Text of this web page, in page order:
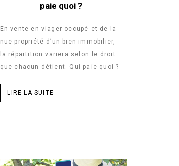
paie quoi ?
En vente en viager occupé et de la
nue-propriété d’un bien immobilier,
la répartition variera selon le droit
que chacun détient. Qui paie quoi ?
LIRE LA SUITE